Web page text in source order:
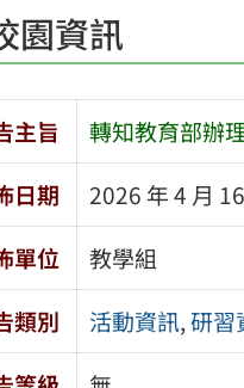
園資訊
主旨
轉知教育部辦
日期
2026 年 4 月
單位
教學組
類別
活動資訊,研習